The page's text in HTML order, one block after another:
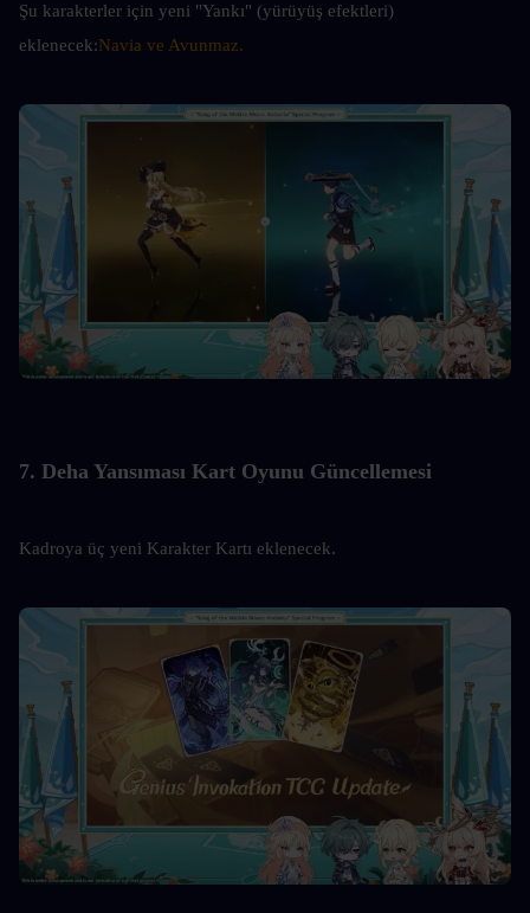
Şu karakterler için yeni "Yankı" (yürüyüş efektleri)
eklenecek:Navia ve Avunmaz.
7. Deha Yansıması Kart Oyunu Güncellemesi
Kadroya üç yeni Karakter Kartı eklenecek.